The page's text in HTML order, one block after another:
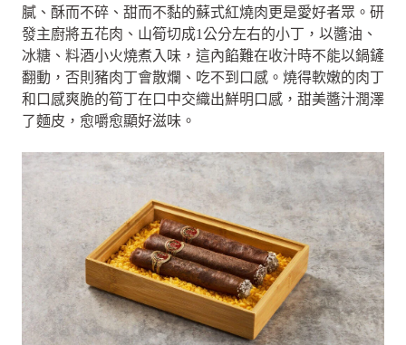
膩、酥而不碎、甜而不黏的蘇式紅燒肉更是愛好者眾。研
發主廚將五花肉、山筍切成1公分左右的小丁，以醬油、
冰糖、料酒小火燒煮入味，這內餡難在收汁時不能以鍋鏟
翻動，否則豬肉丁會散爛、吃不到口感。燒得軟嫩的肉丁
和口感爽脆的筍丁在口中交織出鮮明口感，甜美醬汁潤澤
了麵皮，愈嚼愈顯好滋味。